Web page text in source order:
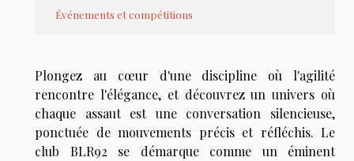
Événements et compétitions
Plongez au cœur d'une discipline où l'agilité
rencontre l'élégance, et découvrez un univers où
chaque assaut est une conversation silencieuse,
ponctuée de mouvements précis et réfléchis. Le
club BLR92 se démarque comme un éminent